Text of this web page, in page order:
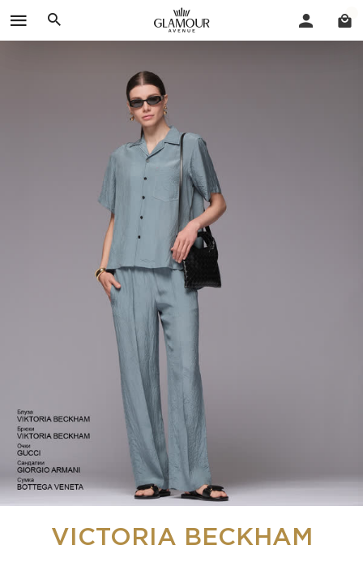
VICTORIA BECKHAM